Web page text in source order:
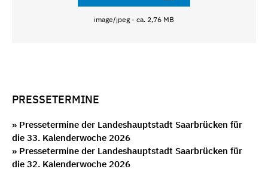
image/jpeg - ca. 2,76 MB
PRESSETERMINE
» Pressetermine der Landeshauptstadt Saarbrücken für
die 33. Kalenderwoche 2026
» Pressetermine der Landeshauptstadt Saarbrücken für
die 32. Kalenderwoche 2026